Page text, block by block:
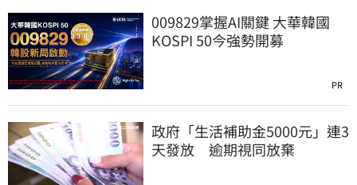
009829掌握AI關鍵 大華韓國
KOSPI 50今強勢開募
PR
政府「生活補助金5000元」連3
天發放 逾期視同放棄